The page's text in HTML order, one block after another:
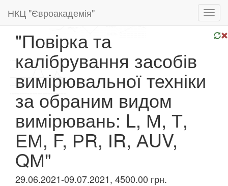
НКЦ "Євроакадемія"
"Повірка та
калібрування засобів
вимірювальної техніки
за обраним видом
вимірювань: L, М, Т,
ЕМ, F, РR, ІR, АUV,
QМ"
29.06.2021-09.07.2021, 4500.00 грн.